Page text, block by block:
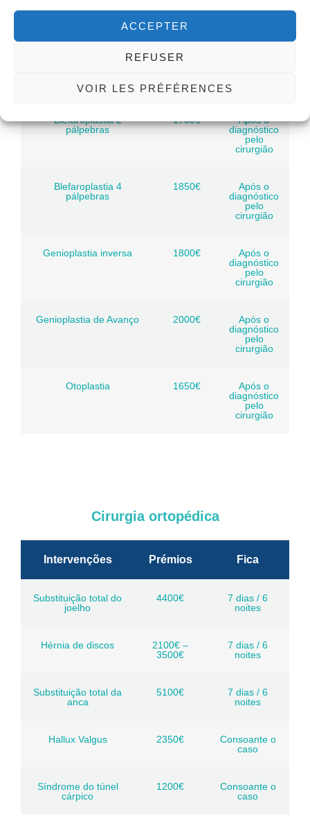
ACCEPTER
REFUSER
VOIR LES PRÉFÉRENCES
2400€
Blefaroplastia 2
pálpebras
1700€
Após o
diagnóstico
pelo
cirurgião
Blefaroplastia 4
pálpebras
1850€
Após o
diagnóstico
pelo
cirurgião
Genioplastia inversa 1800€
Após o
diagnóstico
pelo
cirurgião
Genioplastia de Avanço 2000€
Após o
diagnóstico
pelo
cirurgião
Otoplastia 1650€
Após o
diagnóstico
pelo
cirurgião
Cirurgia ortopédica
Intervenções Prémios Fica
Substituição total do
joelho
4400€
7 dias / 6
noites
Hérnia de discos
2100€ –
3500€
7 dias / 6
noites
Substituição total da
anca
5100€
7 dias / 6
noites
Hallux Valgus 2350€
Consoante o
caso
Síndrome do túnel
cárpico
1200€
Consoante o
caso